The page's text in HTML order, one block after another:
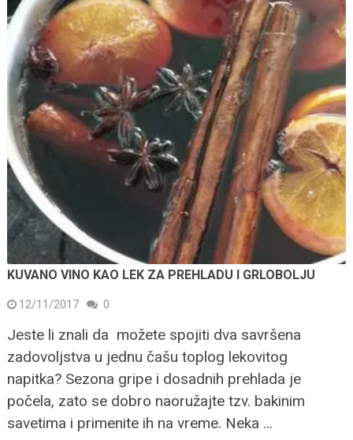
KUVANO VINO KAO LEK ZA PREHLADU I GRLOBOLJU
12/11/2017 0
Jeste li znali da možete spojiti dva savršena
zadovoljstva u jednu čašu toplog lekovitog
napitka? Sezona gripe i dosadnih prehlada je
počela, zato se dobro naoružajte tzv. bakinim
savetima i primenite ih na vreme. Neka …